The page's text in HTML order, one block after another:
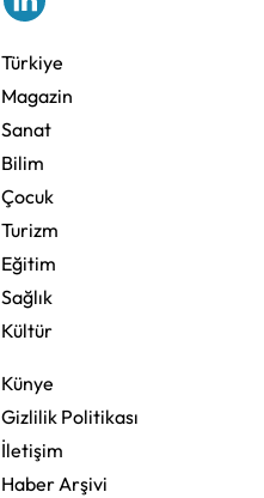
Türkiye
Magazin
Sanat
Bilim
Çocuk
Turizm
Eğitim
Sağlık
Kültür
Künye
Gizlilik Politikası
İletişim
Haber Arşivi